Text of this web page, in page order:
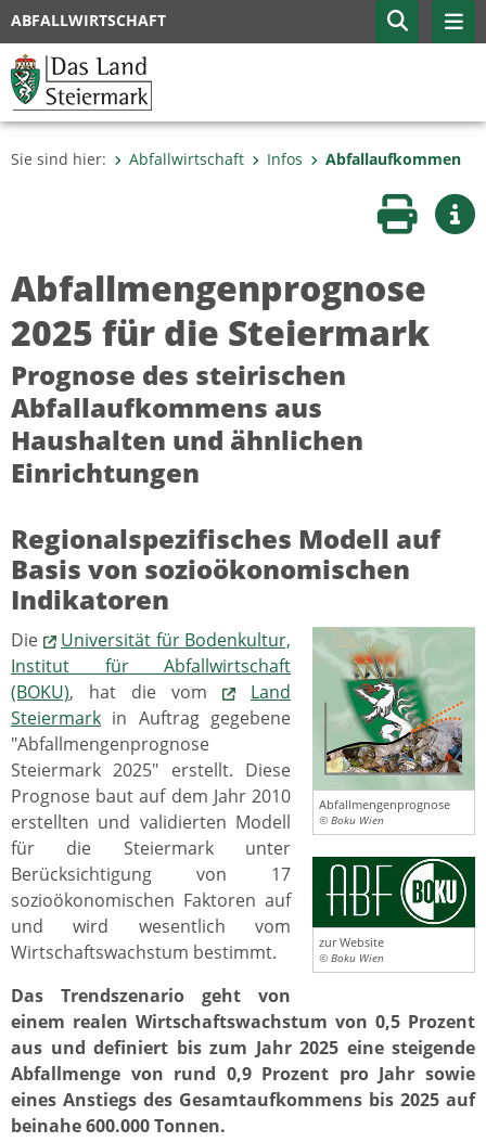
ABFALLWIRTSCHAFT
Sie sind hier: Abfallwirtschaft Infos Abfallaufkommen
Seite
Abfallmengenprognose
2025 für die Steiermark
Prognose des steirischen
Abfallaufkommens aus
Haushalten und ähnlichen
Einrichtungen
Regionalspezifisches Modell auf
Basis von sozioökonomischen
Indikatoren
Abfallmengenprognose
© Boku Wien
zur Website
© Boku Wien
Die
Universität für Bodenkultur,
Institut für Abfallwirtschaft
(BOKU), hat die vom
Land
Steiermark in Auftrag gegebene
"Abfallmengenprognose
Steiermark 2025" erstellt. Diese
Prognose baut auf dem Jahr 2010
erstellten und validierten Modell
für die Steiermark unter
Berücksichtigung von 17
sozioökonomischen Faktoren auf
und wird wesentlich vom
Wirtschaftswachstum bestimmt.
Das Trendszenario geht von
einem realen Wirtschaftswachstum von 0,5 Prozent
aus und definiert bis zum Jahr 2025 eine steigende
Abfallmenge von rund 0,9 Prozent pro Jahr sowie
eines Anstiegs des Gesamtaufkommens bis 2025 auf
beinahe 600.000 Tonnen.